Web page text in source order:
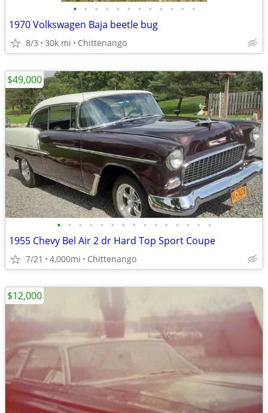
• • • • • • • • • • • •
1970 Volkswagen Baja beetle bug
8/3 30k mi Chittenango
• • • • • • • • • • • • • • •
1955 Chevy Bel Air 2 dr Hard Top Sport Coupe
7/21 4,000mi Chittenango
$49,000
$12,000